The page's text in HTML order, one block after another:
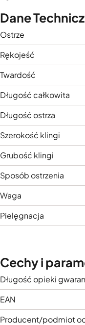
Dane
Ostrze
Rękojeść
Twardość
Długość całkowita
Długość ostrza
Szerokość klingi
Grubość klingi
Sposób ostrzenia
Waga
Pielęgnacja
Cechy i
Długość opieki
EAN
Producent/podmiot